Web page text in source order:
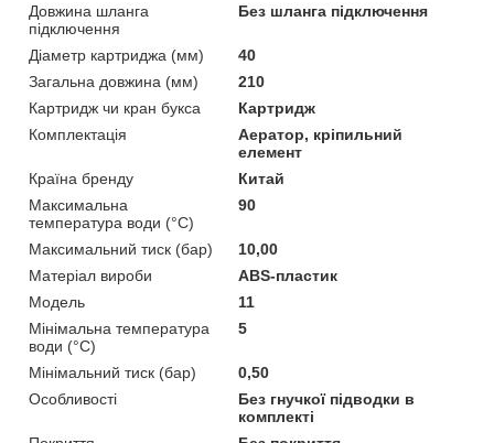
Довжина шланга
підключення
Без шланга підключення
Діаметр картриджа (мм)
40
Загальна довжина (мм)
210
Картридж чи кран букса
Картридж
Комплектація
Аератор, кріпильний
елемент
Країна бренду
Китай
Максимальна
температура води (°C)
90
Максимальний тиск (бар)
10,00
Матеріал вироби
ABS-пластик
Мoдель
11
Мінімальна температура
води (°C)
5
Мінімальний тиск (бар)
0,50
Особливості
Без гнучкої підводки в
комплекті